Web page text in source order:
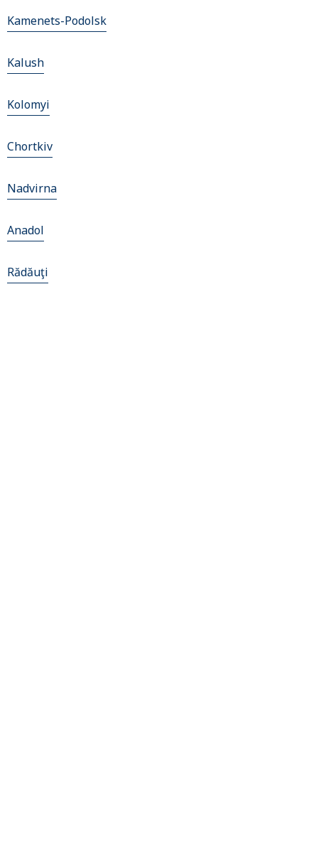
Kamenets-Podolsk
Kalush
Kolomyi
Chortkiv
Nadvirna
Anadol
Rădăuţi